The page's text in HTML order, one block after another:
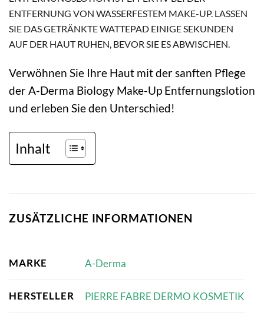
ENTFERNUNG VON WASSERFESTEM MAKE-UP. LASSEN
SIE DAS GETRÄNKTE WATTEPAD EINIGE SEKUNDEN
AUF DER HAUT RUHEN, BEVOR SIE ES ABWISCHEN.
Verwöhnen Sie Ihre Haut mit der sanften Pflege
der A-Derma Biology Make-Up Entfernungslotion
und erleben Sie den Unterschied!
Inhalt
ZUSÄTZLICHE INFORMATIONEN
MARKE A-Derma
HERSTELLER PIERRE FABRE DERMO KOSMETIK